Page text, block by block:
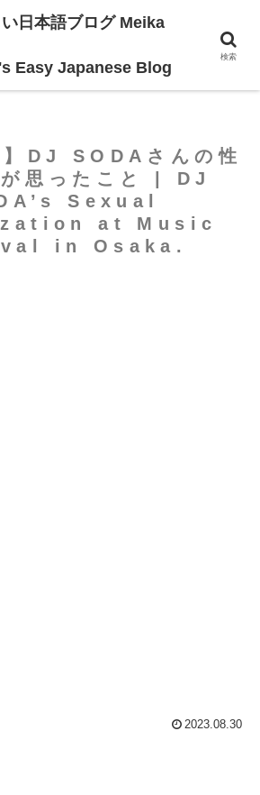
DJ SODAさんの性
思ったこと | DJ
Sexual
at Music
in Osaka.
2023.08.30
日本語ブログ Meika
Easy Japanese Blog
検索